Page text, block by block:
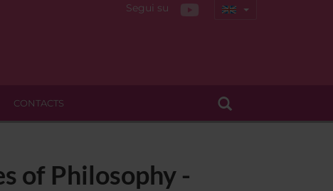
Segui su
CONTACTS
of Philosophy -